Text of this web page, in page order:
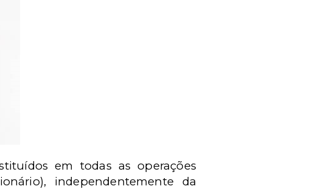
em todas as operações
independentemente da